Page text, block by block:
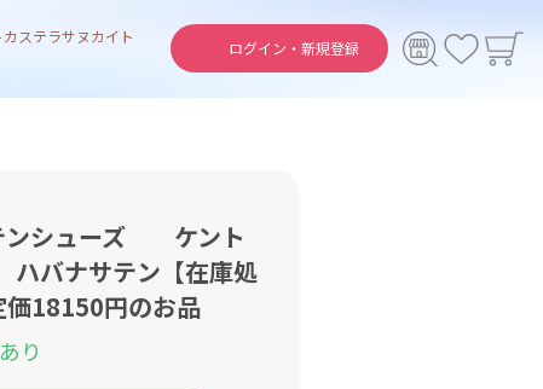
ログイン・ 新規登録
カステラサヌカイト
ンシューズ ケント
バナサテン【在庫処
18150円のお品
り